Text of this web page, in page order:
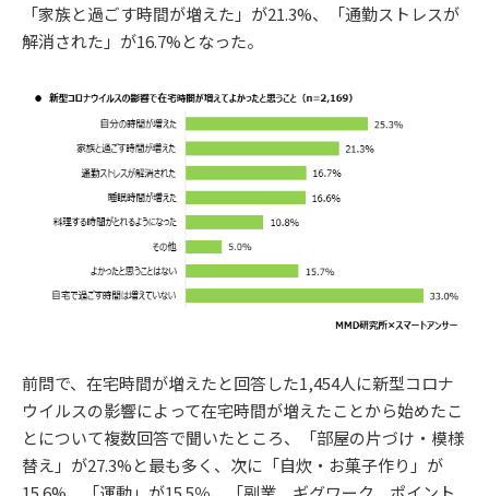
「家族と過ごす時間が増えた」が21.3%、「通勤ストレスが
解消された」が16.7%となった。
前問で、在宅時間が増えたと回答した1,454人に新型コロナ
ウイルスの影響によって在宅時間が増えたことから始めたこ
とについて複数回答で聞いたところ、「部屋の片づけ・模様
替え」が27.3%と最も多く、次に「自炊・お菓子作り」が